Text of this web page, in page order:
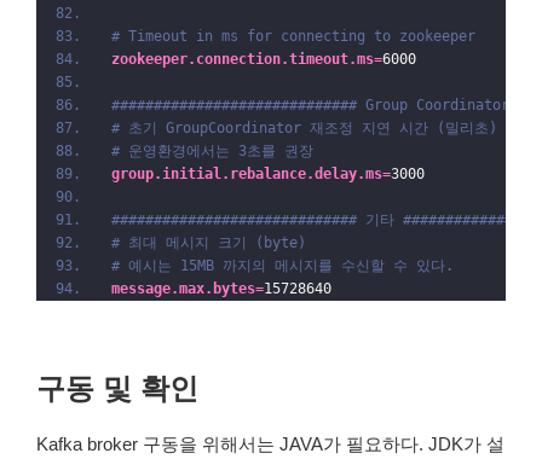
# Timeout in ms for connecting to zookeeper
zookeeper.connection.timeout.ms=6000
############################# Group Coordinator
# 초기 GroupCoordinator 재조정 지연 시간 (밀리초)
# 운영환경에서는 3초를 권장
group.initial.rebalance.delay.ms=3000
############################# 기타
# 최대 메시지 크기 (byte)
# 예시는 15MB 까지의 메시지를 수신할 수 있다.
message.max.bytes=15728640
구동 및 확인
Kafka broker 구동을 위해서는 JAVA가 필요하다. JDK가 설